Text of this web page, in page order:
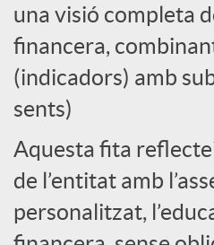
i
a
l
s
una visió completa
financera,
(indicadors) amb
sents)
Aquesta fita
de l’entitat amb
personalitzat,